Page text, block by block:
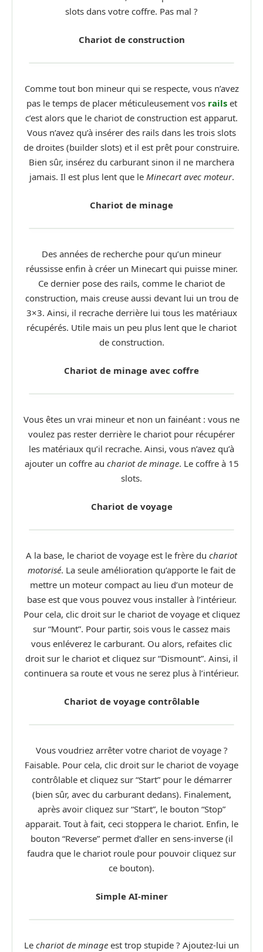
slots dans votre coffre. Pas mal ?
Chariot de construction
Comme tout bon mineur qui se respecte, vous n’avez
pas le temps de placer méticuleusement vos railset
c’est alors que le chariot de construction est apparut.
Vous n’avez qu’à insérer des rails dans les trois slots
de droites (builder slots) et il est prêt pour construire.
Bien sûr, insérez du carburant sinon il ne marchera
jamais. Il est plus lent que le Minecart avec moteur.
Chariot de minage
Des années de recherche pour qu’un mineur
réussisse enfin à créer un Minecart qui puisse miner.
Ce dernier pose des rails, comme le chariot de
construction, mais creuse aussi devant lui un trou de
3×3. Ainsi, il recrache derrière lui tous les matériaux
récupérés. Utile mais un peu plus lent que le chariot
de construction.
Chariot de minage avec coffre
Vous êtes un vrai mineur et non un fainéant : vous ne
voulez pas rester derrière le chariot pour récupérer
les matériaux qu’il recrache. Ainsi, vous n’avez qu’à
ajouter un coffre au chariot de minage. Le coffre à 15
slots.
Chariot de voyage
A la base, le chariot de voyage est le frère du chariot
motorisé. La seule amélioration qu’apporte le fait de
mettre un moteur compact au lieu d’un moteur de
base est que vous pouvez vous installer à l’intérieur.
Pour cela, clic droit sur le chariot de voyage et cliquez
sur “Mount”. Pour partir, sois vous le cassez mais
vous enléverez le carburant. Ou alors, refaites clic
droit sur le chariot et cliquez sur “Dismount”. Ainsi, il
continuera sa route et vous ne serez plus à l’intérieur.
Chariot de voyage contrôlable
Vous voudriez arrêter votre chariot de voyage ?
Faisable. Pour cela, clic droit sur le chariot de voyage
contrôlable et cliquez sur “Start” pour le démarrer
(bien sûr, avec du carburant dedans). Finalement,
après avoir cliquez sur “Start”, le bouton “Stop”
apparait. Tout à fait, ceci stoppera le chariot. Enfin, le
bouton “Reverse” permet d’aller en sens-inverse (il
faudra que le chariot roule pour pouvoir cliquez sur
ce bouton).
Simple AI-miner
Le chariot de minage est trop stupide ? Ajoutez-lui un